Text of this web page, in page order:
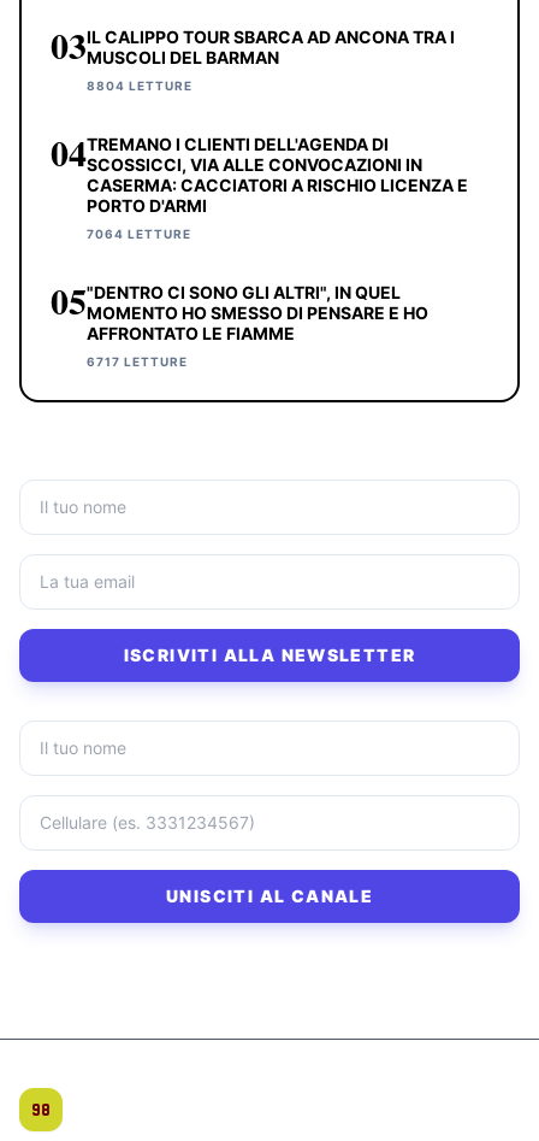
03IL CALIPPO TOUR SBARCA AD ANCONA TRA I
MUSCOLI DEL BARMAN
8804 LETTURE
04TREMANO I CLIENTI DELL'AGENDA DI
SCOSSICCI, VIA ALLE CONVOCAZIONI IN
CASERMA: CACCIATORI A RISCHIO LICENZA E
PORTO D'ARMI
7064 LETTURE
05"DENTRO CI SONO GLI ALTRI", IN QUEL
MOMENTO HO SMESSO DI PENSARE E HO
AFFRONTATO LE FIAMME
6717 LETTURE
ISCRIVITI ALLA NEWSLETTER
UNISCITI AL CANALE